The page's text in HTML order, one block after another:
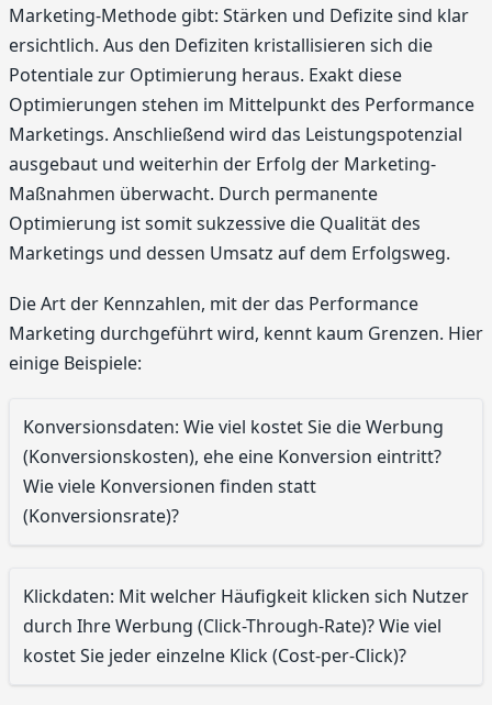
Marketing-Methode gibt: Stärken und Defizite sind klar
ersichtlich. Aus den Defiziten kristallisieren sich die
Potentiale zur Optimierung heraus. Exakt diese
Optimierungen stehen im Mittelpunkt des Performance
Marketings. Anschließend wird das Leistungspotenzial
ausgebaut und weiterhin der Erfolg der Marketing-
Maßnahmen überwacht. Durch permanente
Optimierung ist somit sukzessive die Qualität des
Marketings und dessen Umsatz auf dem Erfolgsweg.
Die Art der Kennzahlen, mit der das Performance
Marketing durchgeführt wird, kennt kaum Grenzen. Hier
einige Beispiele:
Konversionsdaten: Wie viel kostet Sie die Werbung
(Konversionskosten), ehe eine Konversion eintritt?
Wie viele Konversionen finden statt
(Konversionsrate)?
Klickdaten: Mit welcher Häufigkeit klicken sich Nutzer
durch Ihre Werbung (Click-Through-Rate)? Wie viel
kostet Sie jeder einzelne Klick (Cost-per-Click)?